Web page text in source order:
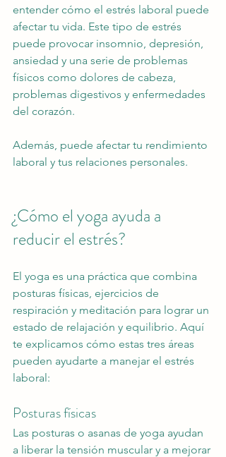
entender cómo el estrés laboral puede
afectar tu vida. Este tipo de estrés
puede provocar insomnio, depresión,
ansiedad y una serie de problemas
físicos como dolores de cabeza,
problemas digestivos y enfermedades
del corazón.
Además, puede afectar tu rendimiento
laboral y tus relaciones personales.
¿Cómo el yoga ayuda a
reducir el estrés?
El yoga es una práctica que combina
posturas físicas, ejercicios de
respiración y meditación para lograr un
estado de relajación y equilibrio. Aquí
te explicamos cómo estas tres áreas
pueden ayudarte a manejar el estrés
laboral:
Posturas físicas
Las posturas o asanas de yoga ayudan
a liberar la tensión muscular y a mejorar